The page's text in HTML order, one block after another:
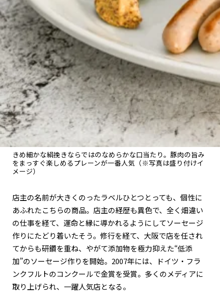
きめ細かな絹挽きならではのなめらかな口当たり。豚肉の旨み
をまっすぐ楽しめるプレーンが一番人気（※写真は盛り付けイ
メージ）
店主の名前が大きくのったラベルひとつとっても、個性に
あふれたこちらの商品。店主の経歴も異色で、全く畑違い
の仕事を経て、運命と縁に導かれるようにしてソーセージ
作りにたどり着いたそう。修行を経て、大阪で店を任され
てからも研鑽を重ね、やがて添加物を極力抑えた“低添
加”のソーセージ作りを開始。2007年には、ドイツ・フラ
ンクフルトのコンクールで金賞を受賞。多くのメディアに
取り上げられ、一躍人気店となる。